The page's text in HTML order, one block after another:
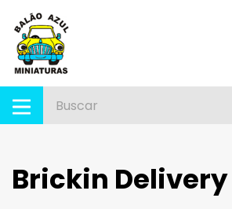
Brickin Delivery